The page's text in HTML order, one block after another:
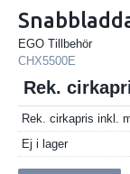
EGO Tillbehör
CHX5500E
Rek.
Rek. cirkapris inkl.
Ej i lager